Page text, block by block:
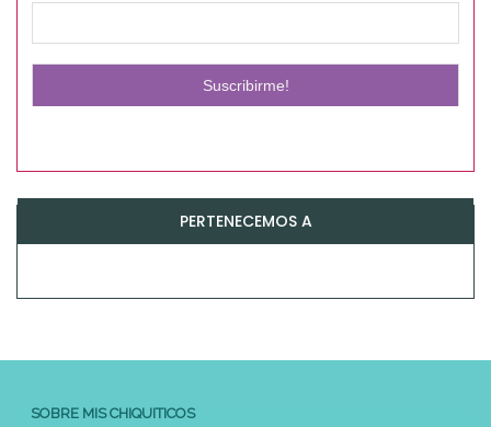
PERTENECEMOS A
SOBRE MIS CHIQUITICOS